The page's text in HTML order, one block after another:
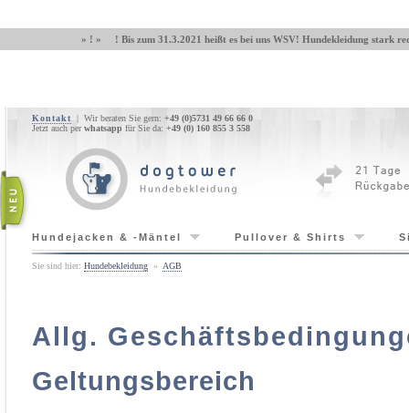
» ! » ! Bis zum 31.3.2021 heißt es bei uns WSV! Hundekleidung stark
Kontakt | Wir beraten Sie gern: +49 (0)5731 49 66 66 0
Jetzt auch perwhatsapp für Sie da: +49 (0) 160 855 3 558
Hundejacken & -Mäntel Pullover & Shirts
Sie sind hier: Hundebekleidung » AGB
Allg.
Geltungsbereich